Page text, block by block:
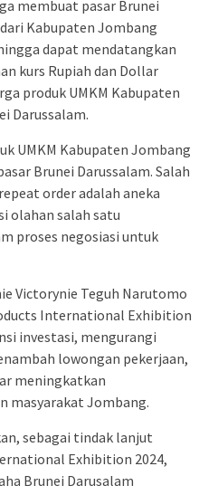
membuat pasar Brunei
Kabupaten Jombang
dapat mendatangkan
kurs Rupiah dan Dollar
produk UMKM Kabupaten
Darussalam.
UMKM Kabupaten Jombang
Brunei Darussalam. Salah
order adalah aneka
olahan salah satu
proses negosiasi untuk
Victorynie Teguh Narutomo
International Exhibition
investasi, mengurangi
lowongan pekerjaan,
meningkatkan
masyarakat Jombang.
sebagai tindak lanjut
Exhibition 2024,
Brunei Darusalam